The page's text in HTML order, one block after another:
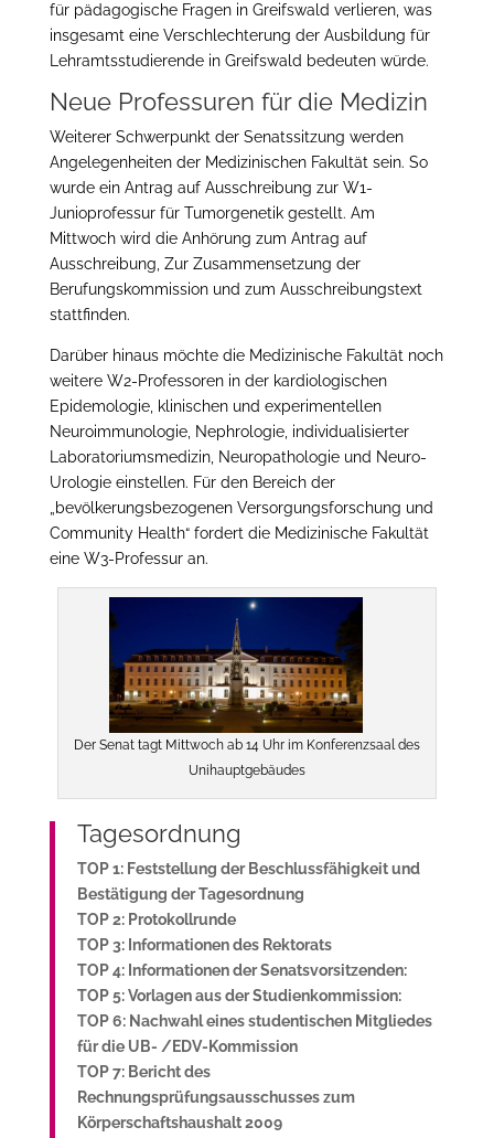
für pädagogische Fragen in Greifswald verlieren, was
insgesamt eine Verschlechterung der Ausbildung für
Lehramtsstudierende in Greifswald bedeuten würde.
Neue Professuren für die Medizin
Weiterer Schwerpunkt der Senatssitzung werden
Angelegenheiten der Medizinischen Fakultät sein. So
wurde ein Antrag auf Ausschreibung zur W1-
Junioprofessur für Tumorgenetik gestellt. Am
Mittwoch wird die Anhörung zum Antrag auf
Ausschreibung, Zur Zusammensetzung der
Berufungskommission und zum Ausschreibungstext
stattfinden.
Darüber hinaus möchte die Medizinische Fakultät noch
weitere W2-Professoren in der kardiologischen
Epidemologie, klinischen und experimentellen
Neuroimmunologie, Nephrologie, individualisierter
Laboratoriumsmedizin, Neuropathologie und Neuro-
Urologie einstellen. Für den Bereich der
„bevölkerungsbezogenen Versorgungsforschung und
Community Health“ fordert die Medizinische Fakultät
eine W3-Professur an.
Der Senat tagt Mittwoch ab 14 Uhr im Konferenzsaal des
Unihauptgebäudes
Tagesordnung
TOP 1: Feststellung der Beschlussfähigkeit und
Bestätigung der Tagesordnung
TOP 2: Protokollrunde
TOP 3: Informationen des Rektorats
TOP 4: Informationen der Senatsvorsitzenden:
TOP 5: Vorlagen aus der Studienkommission:
TOP 6: Nachwahl eines studentischen Mitgliedes
für die UB- /EDV-Kommission
TOP 7: Bericht des
Rechnungsprüfungsausschusses zum
Körperschaftshaushalt 2009